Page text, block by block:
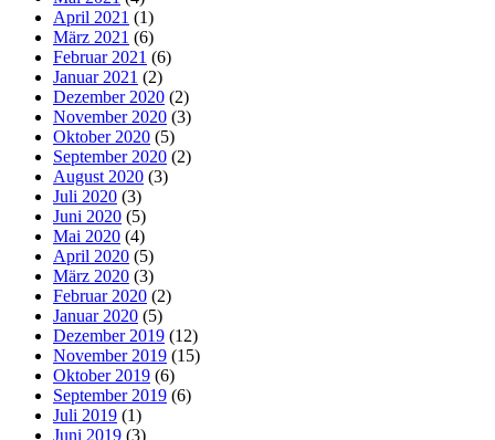
April 2021 (1)
März 2021 (6)
Februar 2021 (6)
Januar 2021 (2)
Dezember 2020 (2)
November 2020 (3)
Oktober 2020 (5)
September 2020 (2)
August 2020 (3)
Juli 2020 (3)
Juni 2020 (5)
Mai 2020 (4)
April 2020 (5)
März 2020 (3)
Februar 2020 (2)
Januar 2020 (5)
Dezember 2019 (12)
November 2019 (15)
Oktober 2019 (6)
September 2019 (6)
Juli 2019 (1)
Juni 2019 (3)